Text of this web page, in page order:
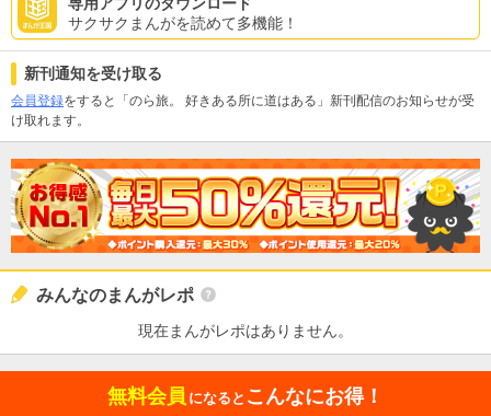
専用アプリのダウンロード
サクサクまんがを読めて多機能！
新刊通知を受け取る
会員登録をすると「のら旅。 好きある所に道はある」新刊配信のお知らせが受
け取れます。
みんなのまんがレポ
現在まんがレポはありません。
無料会員 になると こんなにお得！